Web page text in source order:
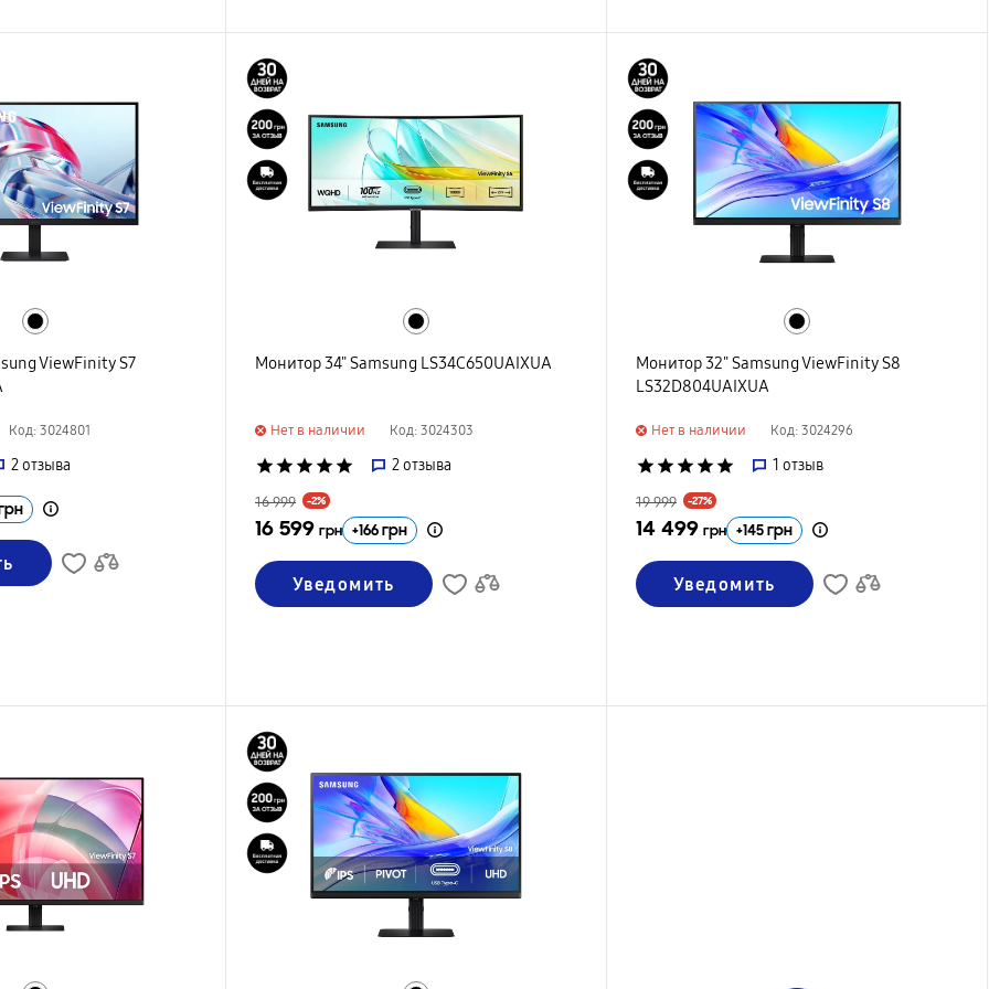
ViewFinity S7
Код: 3024801
2отзыва
Монитор 34" Samsung LS34C650UAIXUA
Нет в наличии Код: 3024303
star star star star star 2отзыва
16 999 -2%
16 599 грн +166грн
Уведомить
Монитор 32" Samsung ViewFinity S8
LS32D804UAIXUA
Нет в наличии Код: 3024296
star star star star star 1 отзыв
19 999 -27%
14 499 грн +145грн
Уведомить